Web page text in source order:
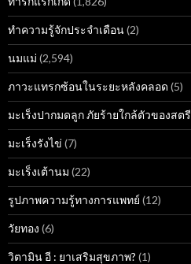
ทำความรู้จักประจำเดือน(2)
นมแม่ (2,594)
ภาวะแทรกซ้อนในระยะหลังคลอด (5)
มะเร็งปากมดลูก ภัยร้ายใกล้ตัวของสตรี
มะเร็งรังไข่ (7)
มะเร็งเต้านม (22)
รูปภาพความรู้ทางการแพทย์ (12)
วัยทอง (6)
วิตามิน อี : ยาเสริมสุขภาพ? (1)